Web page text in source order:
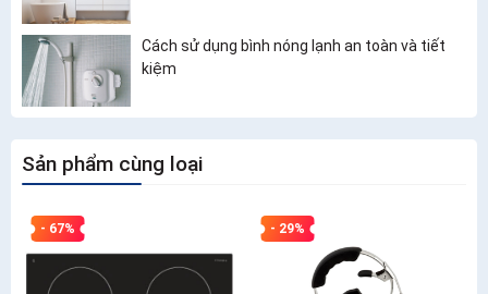
Cách sử dụng bình nóng lạnh an toàn và tiết
kiệm
Sản phẩm cùng loại
- 67% - 29%